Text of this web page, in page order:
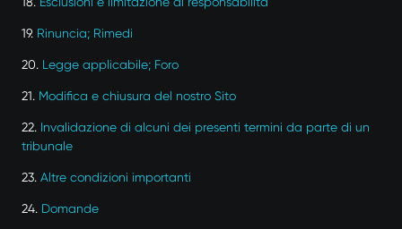
19. Rinuncia; Rimedi
20. Legge applicabile; Foro
21. Modifica e chiusura del nostro Sito
22. Invalidazione di alcuni dei presenti termini da parte di un
tribunale
23. Altre condizioni importanti
24. Domande